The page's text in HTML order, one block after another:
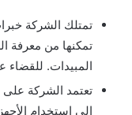
تمتلك الشركة
تمكنها من معرفة
المبيدات. للقضاء
تعتمد الشركة على
إلى استخدام